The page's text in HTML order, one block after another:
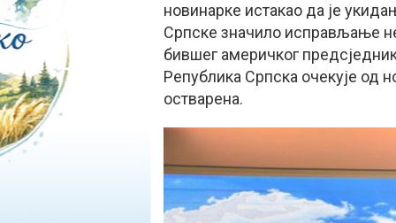
новинарке истакао да је
Српске значило исправљање
бившег америчког
Република Српска очекује од
остварена.